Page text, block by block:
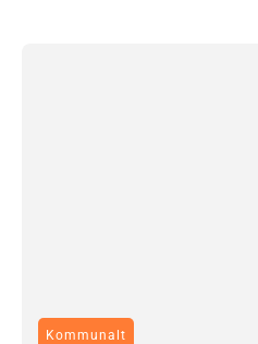
Kommunalt